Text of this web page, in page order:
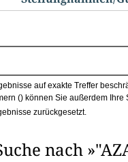
auf exakte Treffer
() können Sie außerdem Ihre
zurückgesetzt.
nach